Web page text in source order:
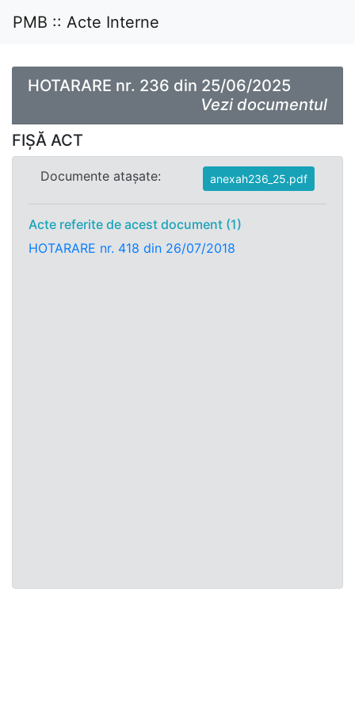
PMB :: Acte Interne
HOTARARE nr. 236 din 25/06/2025
Vezi documentul
FIȘĂ ACT
Documente atașate: anexah236_25.pdf
Acte referite de acest document (1)
HOTARARE nr. 418 din 26/07/2018